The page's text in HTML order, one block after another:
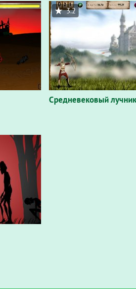
Средневековый лучник
3.2